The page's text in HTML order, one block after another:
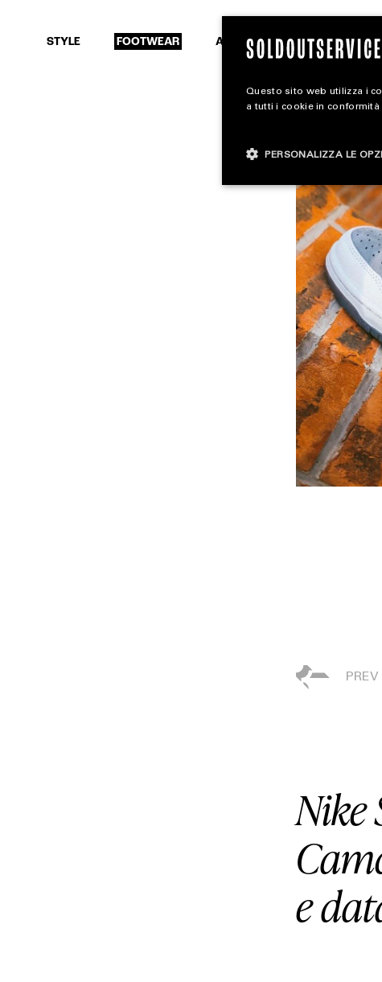
STYLE FOOTWEAR ACCESSORIES
SEARCH
Nike
e
Questo sito web utilizza i
a tutti i cookie in
PERSONALIZZA LE